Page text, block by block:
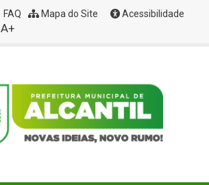
FAQ Mapa do Site
Acessibilidade
A+